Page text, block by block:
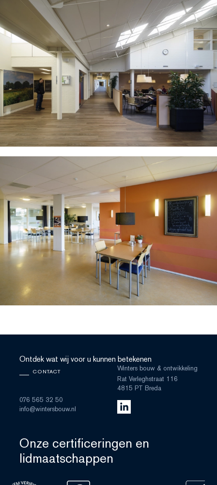
Ontdek wat wij voor u kunnen betekenen
CONTACT
076 565 32 50
info@wintersbouw.nl
Winters bouw & ontwikkeling
Rat Verleghstraat 116
4815 PT Breda
Onze certificeringen en
lidmaatschappen